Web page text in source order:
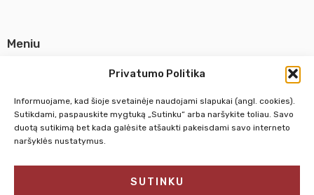
Privatumo Politika
Informuojame, kad šioje svetainėje naudojami slapukai (angl. cookies).
Sutikdami, paspauskite mygtuką „Sutinku“ arba naršykite toliau. Savo
duotą sutikimą bet kada galėsite atšaukti pakeisdami savo interneto
naršyklės nustatymus.
SUTINKU
Meniu
Susisiekti su mumis